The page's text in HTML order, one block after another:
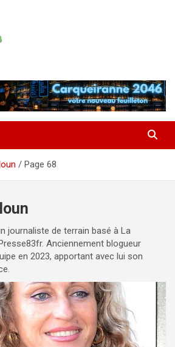
Page 68
journaliste de terrain basé à La
Anciennement blogueur
en 2023, apportant avec lui son